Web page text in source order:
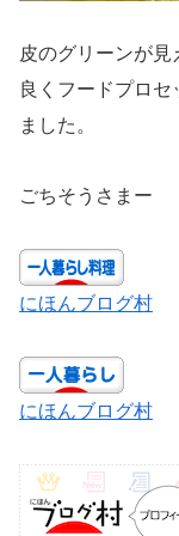
皮のグリーンが見
良くフードプロ
ました。
ごちそうさまー
にほんブログ村
にほんブログ村